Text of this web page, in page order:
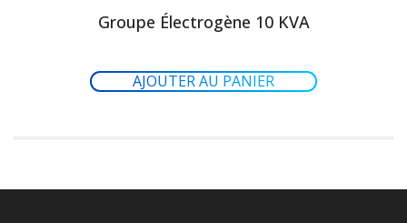
Groupe Électrogène 10 KVA